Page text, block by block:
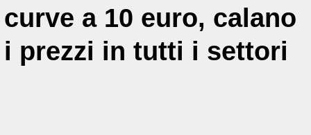
curve a 10 euro, calano
i prezzi in tutti i settori